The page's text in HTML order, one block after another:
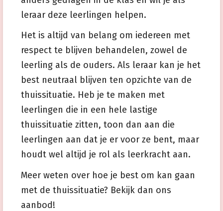
leraar deze leerlingen helpen.
Het is altijd van belang om iedereen met
respect te blijven behandelen, zowel de
leerling als de ouders. Als leraar kan je het
best neutraal blijven ten opzichte van de
thuissituatie. Heb je te maken met
leerlingen die in een hele lastige
thuissituatie zitten, toon dan aan die
leerlingen aan dat je er voor ze bent, maar
houdt wel altijd je rol als leerkracht aan.
Meer weten over hoe je best om kan gaan
met de thuissituatie? Bekijk dan ons
aanbod!